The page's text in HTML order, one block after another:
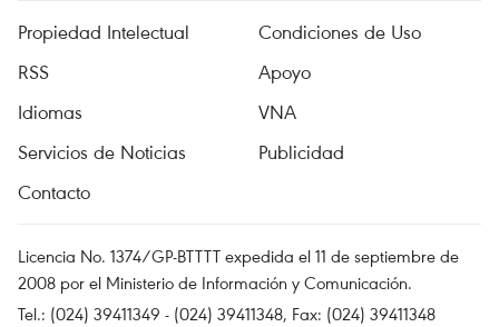
Propiedad Intelectual
Condiciones de Uso
RSS
Apoyo
Idiomas
VNA
Servicios de Noticias
Publicidad
Contacto
Licencia No. 1374/GP-BTTTT expedida el 11 de septiembre de
2008 por el Ministerio de Información y Comunicación.
Tel.: (024) 39411349 - (024) 39411348, Fax: (024) 39411348